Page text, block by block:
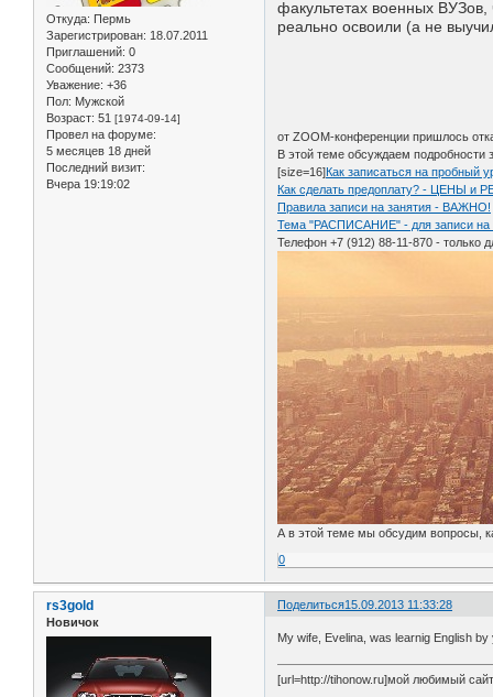
Откуда: Пермь
Зарегистрирован: 18.07.2011
Приглашений: 0
Сообщений: 2373
Уважение: +36
Пол: Мужской
Возраст: 51 [1974-09-14]
Провел на форуме:
5 месяцев 18 дней
Последний визит:
Вчера 19:19:02
факультетах военных
реально освоили (а не
от ZOOM-конференции пришлось
В этой теме обсуждаем подробности
[size=16] Как записаться на пробный
Как сделать предоплату? - ЦЕНЫ
Правила записи на занятия - ВАЖНО!
Тема "РАСПИСАНИЕ" - для записи на
Телефон +7 (912) 88-11-870 - только
А в этой теме мы обсудим вопросы,
0
Поделиться15.09.2013 11:33:28
rs3gold
Новичок
My wife, Evelina, was learnig English
[url=http://tihonow.ru]мой любимый